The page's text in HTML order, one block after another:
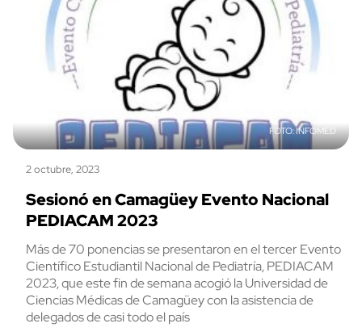
INFOMED
2 octubre, 2023
Sesionó en Camagüey Evento Nacional
PEDIACAM 2023
Más de 70 ponencias se presentaron en el tercer Evento
Científico Estudiantil Nacional de Pediatría, PEDIACAM
2023, que este fin de semana acogió la Universidad de
Ciencias Médicas de Camagüey con la asistencia de
delegados de casi todo el país